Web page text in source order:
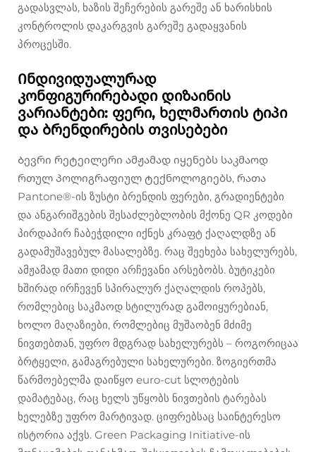
გადასვლას, ხაზის შეჩერების გარეშე ან ხარისხის
კონტროლის დაკარგვის გარეშე გადაყვანის
პროცესში.
Ინდივიდუალურად
კონფიგურირებადი დიზაინის
ვარიანტები: ფერი, ხელმართის ტიპი
და ბრენდირების თვისებები
Ბევრი რეტეილერი ამჟამად იყენებს საკმაოდ
რთულ პოლიგრაფიულ ტექნოლოგიებს, რათა
Pantone®-ის ზუსტი ბრენდის ფერები, გრადიენტები
და ანგარიშგების შესაძლებლობის მქონე QR კოდები
პირდაპირ ჩაბეჭდილი იქნეს კრაფტ ქაღალდზე ან
გადამუშავებულ მასალებზე. რაც შეეხება სახელურებს,
ამჟამად მათი დიდი არჩევანი არსებობს. ბუტიკები
ხშირად ირჩევენ სპირალურ ქაღალდის როპებს,
რომლებიც საკმაოდ სტილურად გამოიყურებიან,
ხოლო მაღაზიები, რომლებიც მუშაობენ მძიმე
ნივთებთან, უფრო მდგრად სახელურებს – როგორიცაა
ბრტყელი, გამაგრებული სახელურები. ზოგიერთმა
წარმოებელმა დაიწყო euro-cut სლოტების
დამატებაც, რაც ხელს უწყობს ნივთების ტარებას
ხელებზე უფრო მარტივად. ციფრებსაც საინტერესო
ისტორია აქვს. Green Packaging Initiative-ის